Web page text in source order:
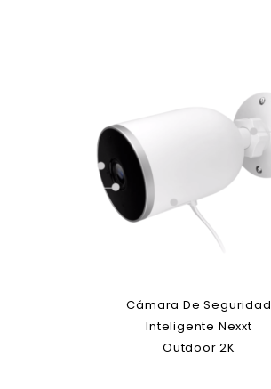
Cámara De Seguridad
Inteligente Nexxt
Outdoor 2K